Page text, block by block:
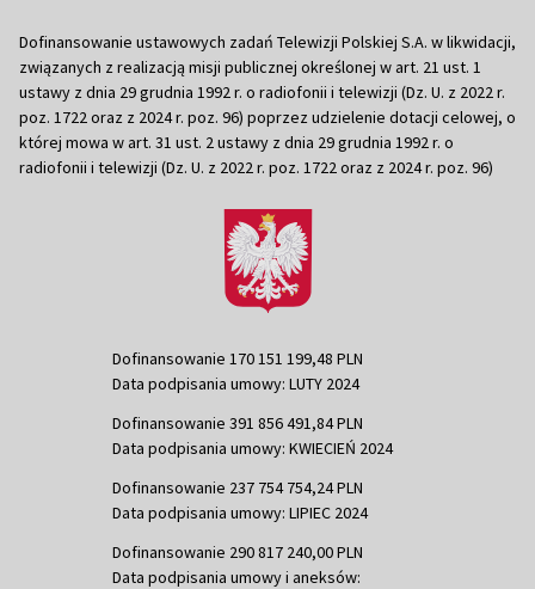
Dofinansowanie ustawowych zadań Telewizji Polskiej S.A. w likwidacji,
związanych z realizacją misji publicznej określonej w art. 21 ust. 1
ustawy z dnia 29 grudnia 1992 r. o radiofonii i telewizji (Dz. U. z 2022 r.
poz. 1722 oraz z 2024 r. poz. 96) poprzez udzielenie dotacji celowej, o
której mowa w art. 31 ust. 2 ustawy z dnia 29 grudnia 1992 r. o
radiofonii i telewizji (Dz. U. z 2022 r. poz. 1722 oraz z 2024 r. poz. 96)
Dofinansowanie 170 151 199,48 PLN
Data podpisania umowy: LUTY 2024
Dofinansowanie 391 856 491,84 PLN
Data podpisania umowy: KWIECIEŃ 2024
Dofinansowanie 237 754 754,24 PLN
Data podpisania umowy: LIPIEC 2024
Dofinansowanie 290 817 240,00 PLN
Data podpisania umowy i aneksów: